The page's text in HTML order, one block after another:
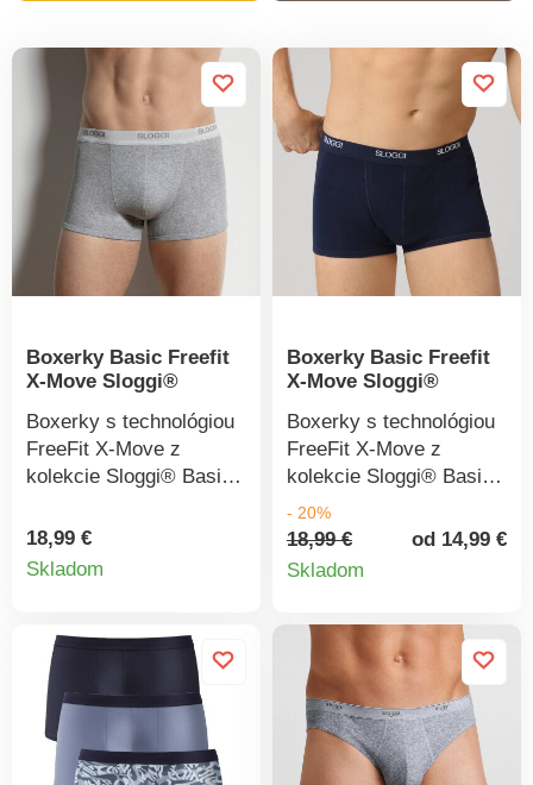
Boxerky Basic Freefit
X-Move Sloggi®
Boxerky s technológiou
FreeFit X-Move z
kolekcie Sloggi® Basic
spracovanie a skvele
padnúci strih. Pružný
Strečová bavlna Lycra®
FREEFIT X-MOVE dodá
vyššiu pružnosť.
Výnimočná kvalita,
odolné voči zapratiu.
Standard 100 by Oeko-
18,99 €
Skladom
Boxerky Basic Freefit
X-Move Sloggi®
Boxerky s technológiou
FreeFit X-Move z
kolekcie Sloggi® Basic
kombinujú kvalitné
spracovanie a skvele
padnúci strih. Pružný
Strečová bavlna Lycra®
FREEFIT X-MOVE dodá
vyššiu pružnosť.
Výnimočná kvalita,
odolné voči zapratiu.
Standard 100 by Oeko-
- 20%
18,99 €
od 14,99 €
Skladom
Detail